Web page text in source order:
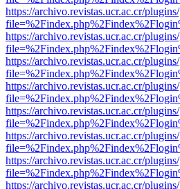
https://archivo.revistas.ucr.ac.cr/
https://archivo.revistas.ucr.ac.cr/
https://archivo.revistas.ucr.ac.cr/
https://archivo.revistas.ucr.ac.cr/
https://archivo.revistas.ucr.ac.cr/
https://archivo.revistas.ucr.ac.cr/
https://archivo.revistas.ucr.ac.cr/
https://archivo.revistas.ucr.ac.cr/